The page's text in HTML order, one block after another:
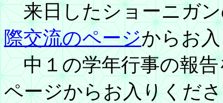
来日したショーニガン
際交流のページからお
中１の学年行事の報告
ページからお入りくだ